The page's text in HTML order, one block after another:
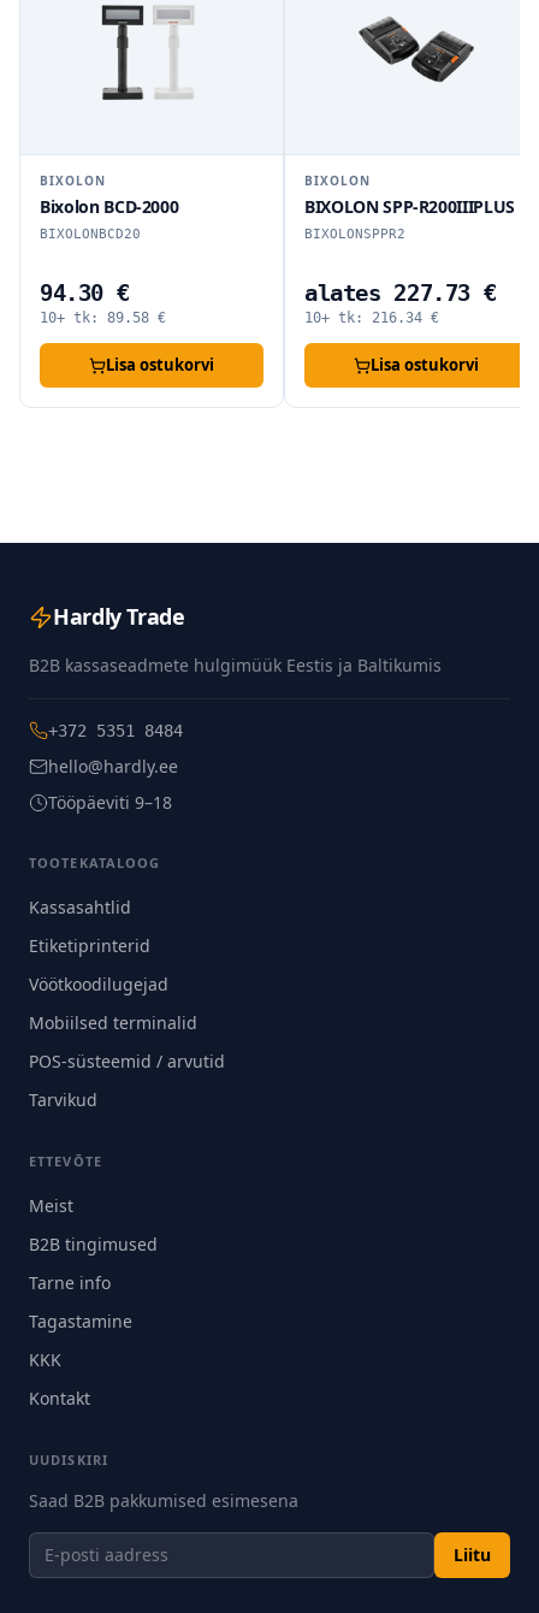
BIXOLON
Bixolon BCD-2000
BIXOLONBCD20
94.30 €
10+ tk: 89.58 €
Lisa ostukorvi
BIXOLON
BIXOLON SPP-R200IIIPLUS
BIXOLONSPPR2
alates 227.73 €
10+ tk: 216.34 €
Lisa ostukorvi
Hardly Trade
B2B kassaseadmete hulgimüük Eestis ja Baltikumis
+372 5351 8484
hello@hardly.ee
Tööpäeviti 9–18
TOOTEKATALOOG
Kassasahtlid
Etiketiprinterid
Vöötkoodilugejad
Mobiilsed terminalid
POS-süsteemid / arvutid
Tarvikud
ETTEVÕTE
Meist
B2B tingimused
Tarne info
Tagastamine
KKK
Kontakt
UUDISKIRI
Saad B2B pakkumised esimesena
Liitu